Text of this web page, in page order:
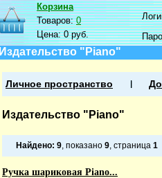
Корзина
Товаров:0
Цена:0 руб.
Издательство "Piano"
Личное пространство
Издательство "Piano"
Найдено: 9, показано 9, страница 1
Ручка шариковая Piano...